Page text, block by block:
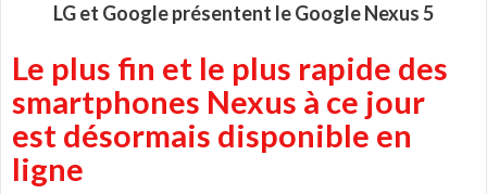
LG et Google présentent le Google Nexus 5
Le plus fin et le plus rapide des
smartphones Nexus à ce jour
est désormais disponible en
ligne